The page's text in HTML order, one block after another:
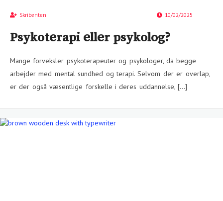
Skribenten 10/02/2025
Psykoterapi eller psykolog?
Mange forveksler psykoterapeuter og psykologer, da begge
arbejder med mental sundhed og terapi. Selvom der er overlap,
er der også væsentlige forskelle i deres uddannelse, […]